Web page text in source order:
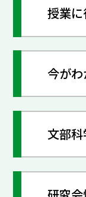
授業
今が
文部